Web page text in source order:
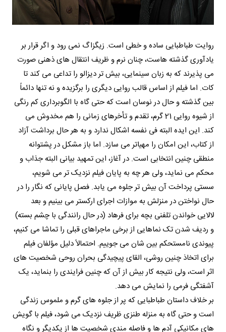
روایت طباطبایی ساده و خطی است. زیگزاگ نمی رود و اگر قرار بر
یادآوری گذشته هاست، چنان نرم و ظریف انتقال های ذهنی صورت
می پذیرند که به زبان سینمایی، بیش تر دیزالو را تداعی می کند تا
کات. اما فیلم از اساس قالب روایی دیگری را برگزیده و نه تنها دائماً
بین گذشته و حال در نوسان است که حتی گاه با الگوبرداری کم رنگی
از شیوه روایی 21 گرم، تقدم و تأخرهای زمانی را هم مخدوش می
کند. این ایده البته فی نفسه اشکال ندارد و به هر حال برداشت آزاد
از کتاب، این امکان را مهیاتر می سازد. اما باز مشکل در پشتوانه
منطقی چنین انتخابی است. در آغاز، این تمهید بیانی البته جذاب و
محکم می نماید، ولی هر چه به پایان فیلم نزدیک تر می شویم،
سستی پرداخت آن بیش تر جلوه می یابد. فصل پایانی که نگار را در
حال نواختن در منزلش به موازات اجرای ارکستر می بینیم و بعد
لالایی خواندن تلفنی بچه برای فرهاد (در حال رانندگی با چشم بسته)
و ردیف شدن تک نماهایی از برخی ماجراهای قبلی را تماشا می کنیم،
پیوندی نامستحکم بین شان می جوییم. احتمالاً دلیل مؤلفان فیلم
برای اتخاذ چنین روشی، القای پیچیدگی بحران روحی شخصیت های
اثر است، ولی نتیجه کار بیش از آن که چنین فرایندی را بنماید، یک
آشفتگی فرمی را نمایش می دهد.
بر خلاف داستان طباطبایی که پر از جلوه های گرم و ملموس زندگی
است و حتی گاه به منزله طنزی ظریف نزدیک می شود، فیلم با گویش
های مکانیکی آدم ها و فاصله مندی شخصیت ها از یکدیگر و نگاه